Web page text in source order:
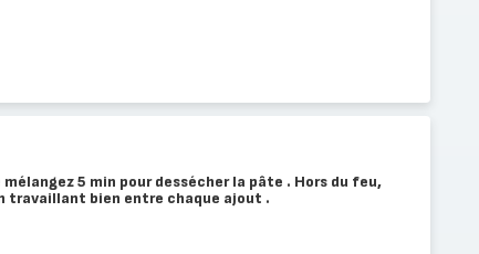
5 min pour dessécher la pâte . Hors du feu,
travaillant bien entre chaque ajout .